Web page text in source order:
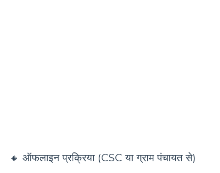
🔸 ऑफलाइन प्रक्रिया (CSC या ग्राम पंचायत से)